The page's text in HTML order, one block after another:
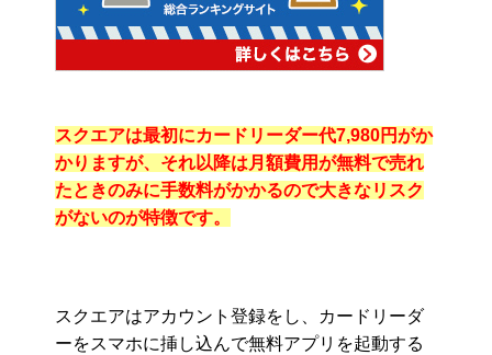
スクエアは最初にカードリーダー代7,980円がか
かりますが、それ以降は月額費用が無料で売れ
たときのみに手数料がかかるので大きなリスク
がないのが特徴です。
スクエアはアカウント登録をし、カードリーダ
ーをスマホに挿し込んで無料アプリを起動する